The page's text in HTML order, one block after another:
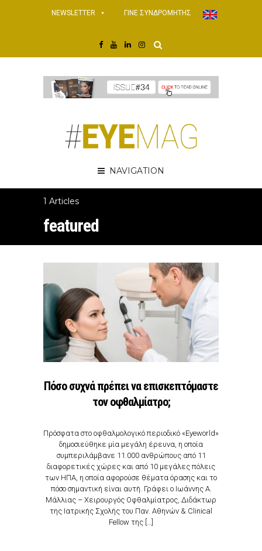
NEWSLETTER ΓΙΝΕ ΣΥΝΔΡΟΜΗΤΗΣ
NAVIGATION
1 Articles
featured
Πόσο συχνά πρέπει να επισκεπτόμαστε
τον οφθαλμίατρο;
Πρόσφατα στο οφθαλμολογικό περιοδικό «Eyeworld»
δημοσιεύθηκε μία μεγάλη έρευνα, η οποία
συμπεριλάμβανε 11.000 ανθρώπους από 11
διαφορετικές χώρες και από 10 μεγάλες πόλεις
των ΗΠΑ, η οποία αφορούσε θέματα όρασης και το
πόσο σημαντική είναι αυτή. Γράφει ο Ιωάννης Α.
Μάλλιας – Χειρουργός Οφθαλμίατρος, Διδάκτωρ
της Ιατρικής Σχολής του Παν. Αθηνών & Clinical
Fellow της […]